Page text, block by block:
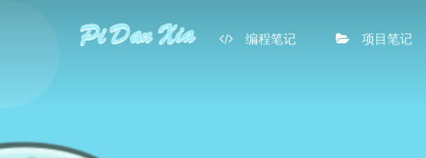
编程笔记 项目笔记